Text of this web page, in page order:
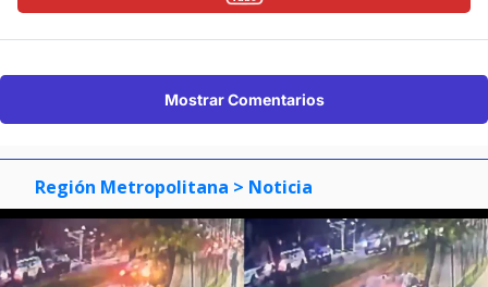
Mostrar Comentarios
Región Metropolitana > Noticia